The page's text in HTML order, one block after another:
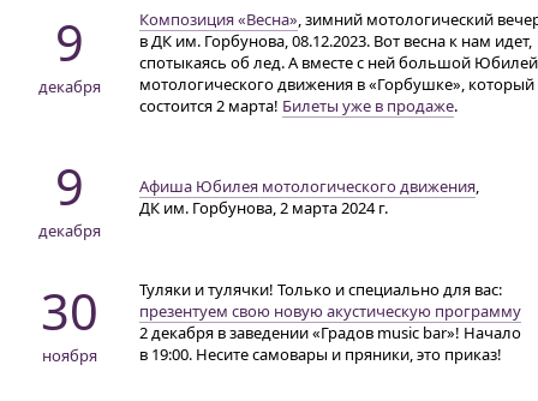
9
декабря
Композиция «Весна», зимний мотологический
в ДК им. Горбунова, 08.12.2023. Вот весна к нам идет,
спотыкаясь об лед. А вместе с ней большой Юбилей
мотологического движения в «Горбушке», который
состоится 2 марта! Билеты уже в продаже.
9
декабря
Афиша Юбилея мотологического движения,
ДК им. Горбунова, 2 марта 2024 г.
30
ноября
Туляки и тулячки! Только и специально для вас:
презентуем свою новую акустическую программу
2 декабря в заведении «Градов music bar»! Начало
в 19:00. Несите самовары и пряники, это приказ!